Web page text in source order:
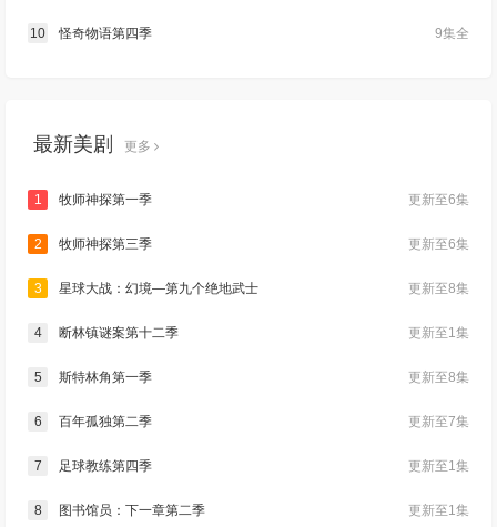
9集全
10 怪奇物语第四季
最新美剧 更多
更新至6集
1 牧师神探第一季
更新至6集
2 牧师神探第三季
更新至8集
3 星球大战：幻境—第九个绝地武士
更新至1集
4 断林镇谜案第十二季
更新至8集
5 斯特林角第一季
更新至7集
6 百年孤独第二季
更新至1集
7 足球教练第四季
更新至1集
8 图书馆员：下一章第二季